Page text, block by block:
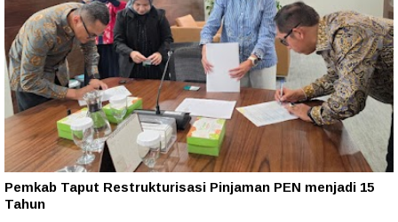
Pemkab Taput Restrukturisasi Pinjaman PEN menjadi 15
Tahun‎